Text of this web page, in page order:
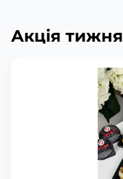
Акція тижня